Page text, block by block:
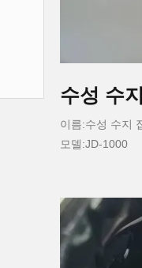
수성 수
이름:수성 수지
모델:JD-1000